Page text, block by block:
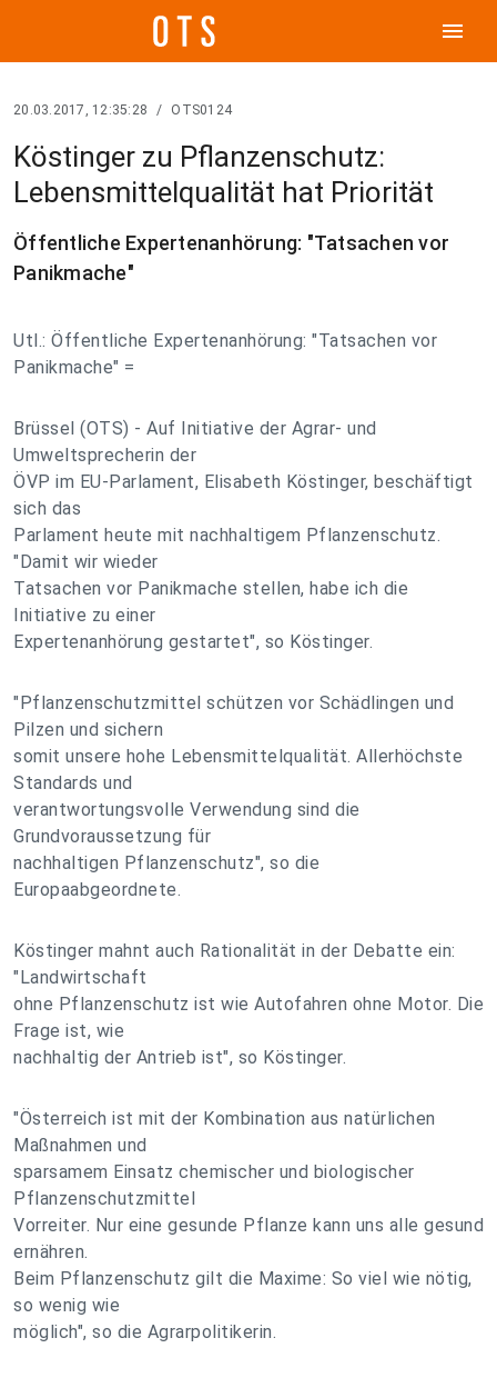
menu
20.03.2017, 12:35:28 / OTS0124
Köstinger zu Pflanzenschutz:
Lebensmittelqualität hat Priorität
Öffentliche Expertenanhörung: "Tatsachen vor
Panikmache"
Utl.: Öffentliche Expertenanhörung: "Tatsachen vor
Panikmache" =
Brüssel (OTS) - Auf Initiative der Agrar- und
Umweltsprecherin der
ÖVP im EU-Parlament, Elisabeth Köstinger, beschäftigt
sich das
Parlament heute mit nachhaltigem Pflanzenschutz.
"Damit wir wieder
Tatsachen vor Panikmache stellen, habe ich die
Initiative zu einer
Expertenanhörung gestartet", so Köstinger.
"Pflanzenschutzmittel schützen vor Schädlingen und
Pilzen und sichern
somit unsere hohe Lebensmittelqualität. Allerhöchste
Standards und
verantwortungsvolle Verwendung sind die
Grundvoraussetzung für
nachhaltigen Pflanzenschutz", so die
Europaabgeordnete.
Köstinger mahnt auch Rationalität in der Debatte ein:
"Landwirtschaft
ohne Pflanzenschutz ist wie Autofahren ohne Motor. Die
Frage ist, wie
nachhaltig der Antrieb ist", so Köstinger.
"Österreich ist mit der Kombination aus natürlichen
Maßnahmen und
sparsamem Einsatz chemischer und biologischer
Pflanzenschutzmittel
Vorreiter. Nur eine gesunde Pflanze kann uns alle gesund
ernähren.
Beim Pflanzenschutz gilt die Maxime: So viel wie nötig,
so wenig wie
möglich", so die Agrarpolitikerin.